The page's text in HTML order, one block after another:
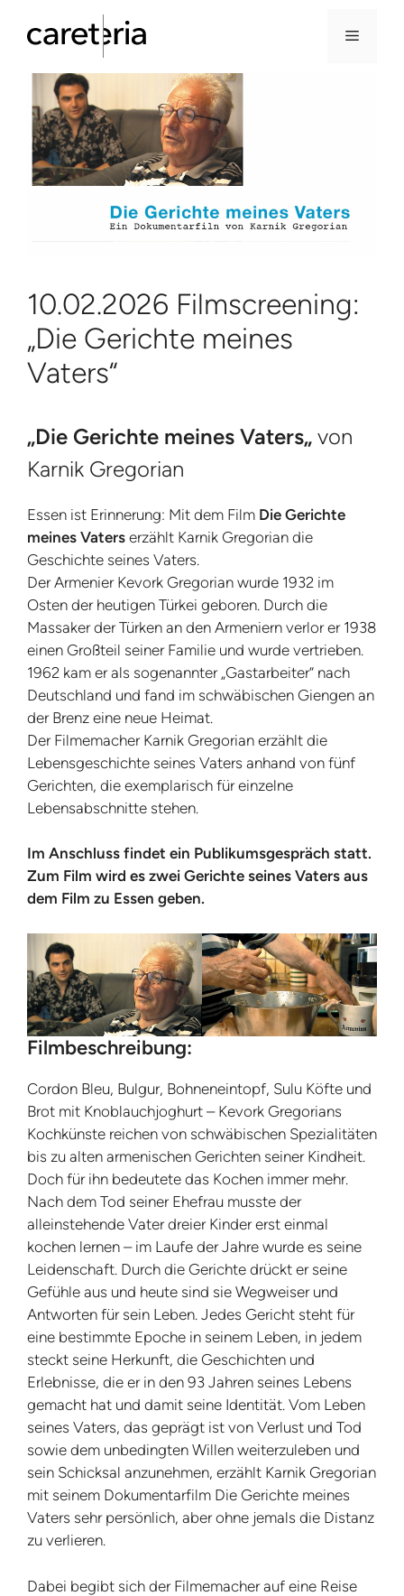
Inhalt
springen
Menü
10.02.2026 Filmscreening:
„Die Gerichte meines
Vaters“
„Die Gerichte meines Vaters„ von
Karnik Gregorian
Essen ist Erinnerung: Mit dem Film Die Gerichte
meines Vaters erzählt Karnik Gregorian die
Geschichte seines Vaters.
Der Armenier Kevork Gregorian wurde 1932 im
Osten der heutigen Türkei geboren. Durch die
Massaker der Türken an den Armeniern verlor er 1938
einen Großteil seiner Familie und wurde vertrieben.
1962 kam er als sogenannter „Gastarbeiter“ nach
Deutschland und fand im schwäbischen Giengen an
der Brenz eine neue Heimat.
Der Filmemacher Karnik Gregorian erzählt die
Lebensgeschichte seines Vaters anhand von fünf
Gerichten, die exemplarisch für einzelne
Lebensabschnitte stehen.
Im Anschluss findet ein Publikumsgespräch statt.
Zum Film wird es zwei Gerichte seines Vaters aus
dem Film zu Essen geben.
Filmbeschreibung:
Cordon Bleu, Bulgur, Bohneneintopf, Sulu Köfte und
Brot mit Knoblauchjoghurt – Kevork Gregorians
Kochkünste reichen von schwäbischen Spezialitäten
bis zu alten armenischen Gerichten seiner Kindheit.
Doch für ihn bedeutete das Kochen immer mehr.
Nach dem Tod seiner Ehefrau musste der
alleinstehende Vater dreier Kinder erst einmal
kochen lernen – im Laufe der Jahre wurde es seine
Leidenschaft. Durch die Gerichte drückt er seine
Gefühle aus und heute sind sie Wegweiser und
Antworten für sein Leben. Jedes Gericht steht für
eine bestimmte Epoche in seinem Leben, in jedem
steckt seine Herkunft, die Geschichten und
Erlebnisse, die er in den 93 Jahren seines Lebens
gemacht hat und damit seine Identität. Vom Leben
seines Vaters, das geprägt ist von Verlust und Tod
sowie dem unbedingten Willen weiterzuleben und
sein Schicksal anzunehmen, erzählt Karnik Gregorian
mit seinem Dokumentarfilm Die Gerichte meines
Vaters sehr persönlich, aber ohne jemals die Distanz
zu verlieren.
Dabei begibt sich der Filmemacher auf eine Reise